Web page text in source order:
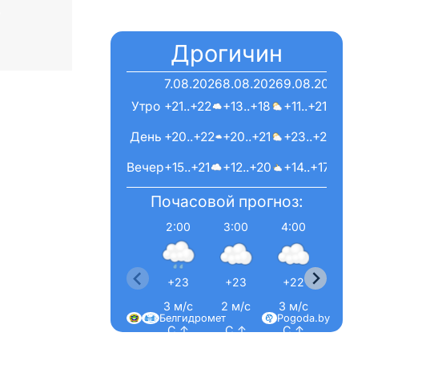
Дрогичин
7.08.2026
+21..+22
+20..+22
+15..+21
8.08.2026
+13..+18
+20..+21
+12..+20
9.08.2026
+11..+21
+23..+23
+14..+17
Вечер
День
Утро
Почасовой прогноз:
2:00
+23
3 м/с
С ↑
3:00
+23
2 м/с
С ↑
4:00
+22
3 м/с
С ↑
С-З ↖
Pogoda.by
Белгидромет